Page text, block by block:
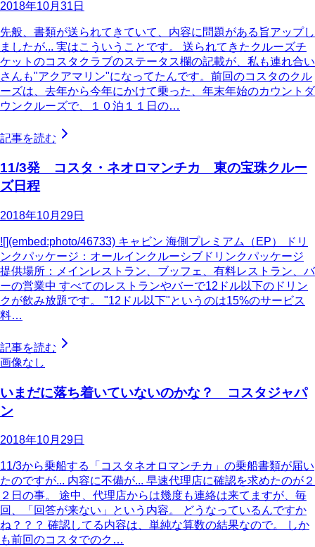
2018年10月31日
先般、書類が送られてきていて、内容に問題がある旨アップし
ましたが... 実はこういうことです。 送られてきたクルーズチ
ケットのコスタクラブのステータス欄の記載が、私も連れ合い
さんも"アクアマリン"になってたんです。前回のコスタのクル
ーズは、去年から今年にかけて乗った、年末年始のカウントダ
ウンクルーズで、１０泊１１日の…
記事を読む
11/3発 コスタ・ネオロマンチカ 東の宝珠クルー
ズ日程
2018年10月29日
![](embed:photo/46733) キャビン 海側プレミアム（EP） ドリ
ンクパッケージ：オールインクルーシブドリンクパッケージ
提供場所：メインレストラン、ブッフェ、有料レストラン、バ
ーの営業中 すべてのレストランやバーで12ドル以下のドリン
クが飲み放題です。 "12ドル以下"というのは15%のサービス
料…
記事を読む
画像なし
いまだに落ち着いていないのかな？ コスタジャパ
ン
2018年10月29日
11/3から乗船する「コスタネオロマンチカ」の乗船書類が届い
たのですが... 内容に不備が... 早速代理店に確認を求めたのが２
２日の事。 途中、代理店からは幾度も連絡は来てますが、毎
回、「回答が来ない」という内容。 どうなっているんですか
ね？？？ 確認してる内容は、単純な算数の結果なので。 しか
も前回のコスタでのク…